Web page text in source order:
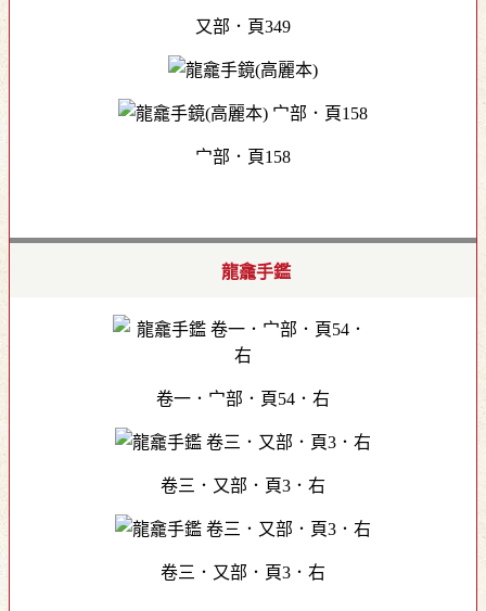
又部．頁349
宀部．頁158
龍龕手鑑
卷一．宀部．頁54．右
卷三．又部．頁3．右
卷三．又部．頁3．右